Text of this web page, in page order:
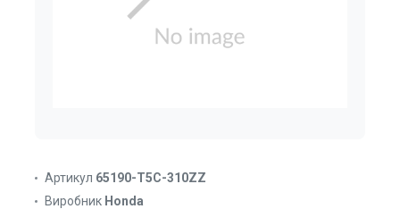
Артикул 65190-T5C-310ZZ
Виробник Honda